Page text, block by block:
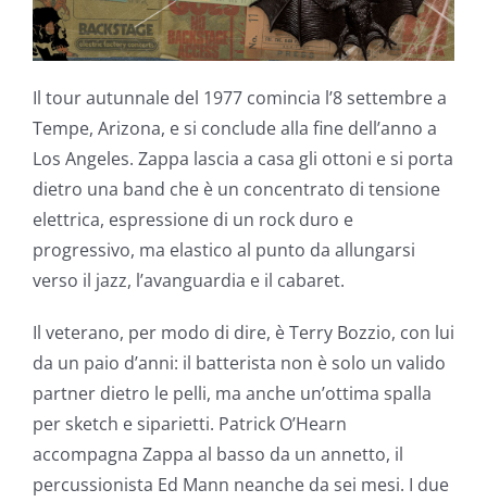
Il tour autunnale del 1977 comincia l’8 settembre a
Tempe, Arizona, e si conclude alla fine dell’anno a
Los Angeles. Zappa lascia a casa gli ottoni e si porta
dietro una band che è un concentrato di tensione
elettrica, espressione di un rock duro e
progressivo, ma elastico al punto da allungarsi
verso il jazz, l’avanguardia e il cabaret.
Il veterano, per modo di dire, è Terry Bozzio, con lui
da un paio d’anni: il batterista non è solo un valido
partner dietro le pelli, ma anche un’ottima spalla
per sketch e siparietti. Patrick O’Hearn
accompagna Zappa al basso da un annetto, il
percussionista Ed Mann neanche da sei mesi. I due